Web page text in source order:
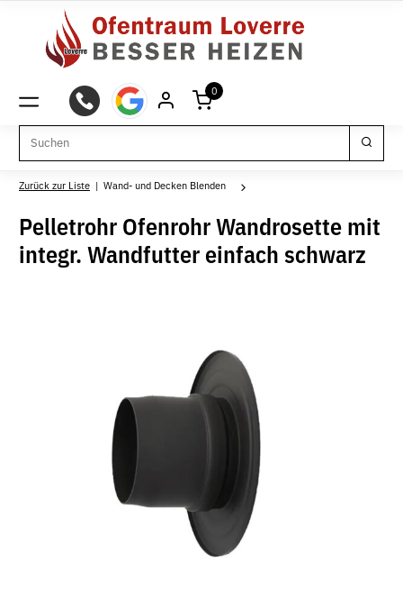
0
Zurück zur Liste Wand- und Decken Blenden
Pelletrohr Ofenrohr Wandrosette mit
integr. Wandfutter einfach schwarz